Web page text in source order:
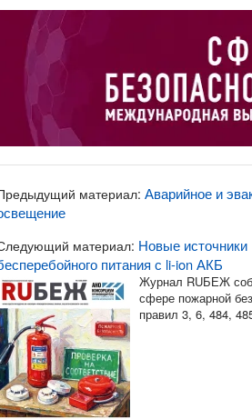
материал: Аварийное и
материал: Новые источники
питания с li-ion АКБ
Журнал RUБЕЖ
сфере пожарной
правил 3, 6, 484,